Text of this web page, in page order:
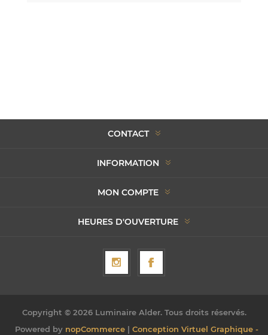
CONTACT
INFORMATION
MON COMPTE
HEURES D'OUVERTURE
Copyright © 2026 Luminaire Alder. Tous droits réservés.
Powered by nopCommerce| Conception Virtuel Graphique -